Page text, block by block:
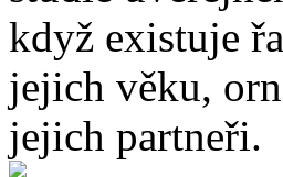
když existuje
jejich věku,
jejich partneři.